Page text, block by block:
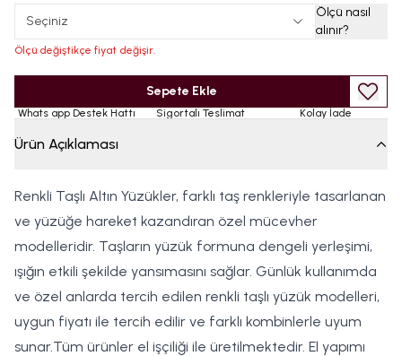
Seçiniz
Ölçü nasıl
alınır?
Ölçü değiştikçe fiyat değişir.
Sepete Ekle
Whats app Destek Hattı Sigortalı Teslimat Kolay İade
Ürün Açıklaması
Renkli Taşlı Altın Yüzükler, farklı taş renkleriyle tasarlanan
ve yüzüğe hareket kazandıran özel mücevher
modelleridir. Taşların yüzük formuna dengeli yerleşimi,
ışığın etkili şekilde yansımasını sağlar. Günlük kullanımda
ve özel anlarda tercih edilen renkli taşlı yüzük modelleri,
uygun fiyatı ile tercih edilir ve farklı kombinlerle uyum
sunar.Tüm ürünler el işçiliği ile üretilmektedir. El yapımı